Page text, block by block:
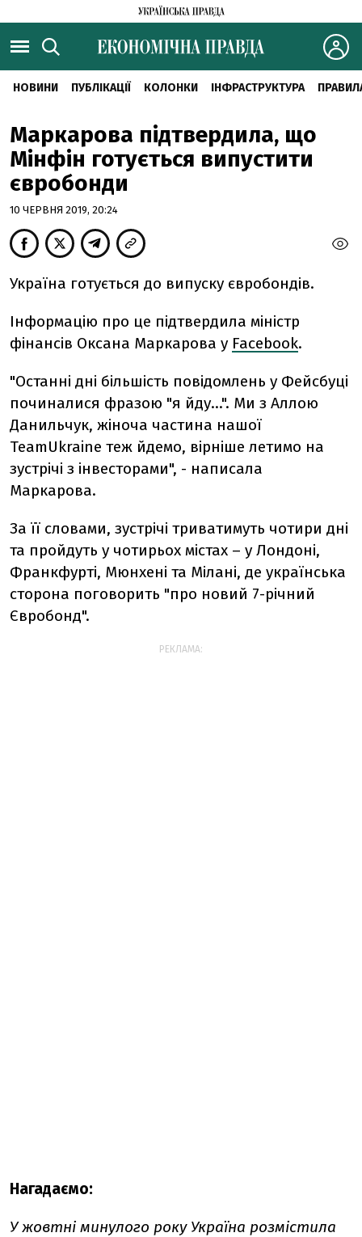
НОВИНИ ПУБЛІКАЦІЇ КОЛОНКИ ІНФРАСТРУКТУРА
Маркарова підтвердила, що
Мінфін готується випустити
євробонди
10 ЧЕРВНЯ 2019, 20:24
Україна готується до випуску євробондів.
Інформацію про це підтвердила міністр
фінансів Оксана Маркарова у Facebook.
"Останні дні більшість повідомлень у Фейсбуці
починалися фразою "я йду...". Ми з Аллою
Данильчук, жіноча частина нашої
TeamUkraine теж йдемо, вірніше летимо на
зустрічі з інвесторами", - написала
Маркарова.
За її словами, зустрічі триватимуть чотири дні
та пройдуть у чотирьох містах – у Лондоні,
Франкфурті, Мюнхені та Мілані, де українська
сторона поговорить "про новий 7-річний
Євробонд".
РЕКЛАМА:
Нагадаємо:
У жовтні минулого року Україна розмістила